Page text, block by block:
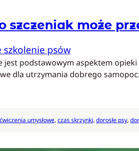
szczeniak może
szkolenie psów
jest podstawowym aspektem
dla utrzymania dobrego
ćwiczenia umysłowe, czas skrzynki, dorosłe psy,